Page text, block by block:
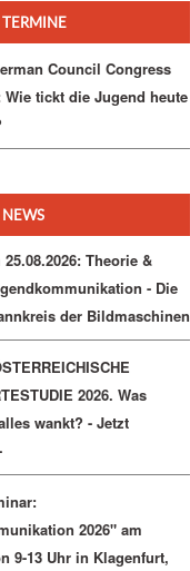
Council Congress
Wie tickt die Jugend heute
Theorie &
- Die
der Bildmaschinen
2026. Was
wankt? - Jetzt
2026" am
9-13 Uhr in Klagenfurt,